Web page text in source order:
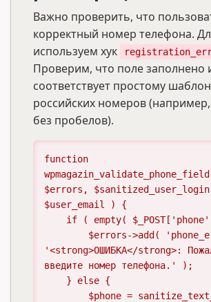
Важно проверить, что
корректный номер телефона.
используем хук
Проверим, что поле заполнено
соответствует простому
российских номеров
без пробелов).
function
$errors,
$user_email ) {
'<strong>ОШИБКА</strong>:
введите номер телефона.' );